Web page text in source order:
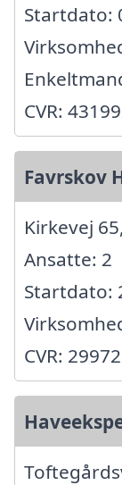
Startdato:
CVR:
Favrskov
Kirkevej
Ansatte: 2
Startdato:
CVR: